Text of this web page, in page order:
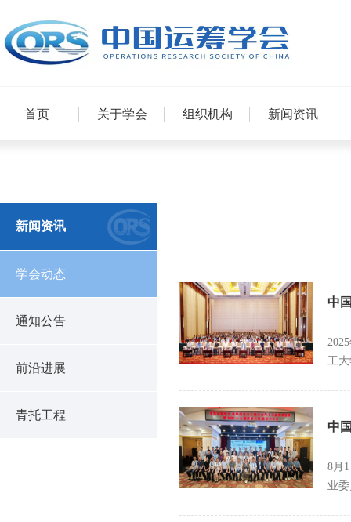
首页 关于学会 组织机构 新闻资讯
新闻资讯
学会动态
通知公告
前沿进展
青托工程
中
工
中
8月
业